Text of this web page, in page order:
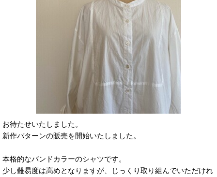
お待たせいたしました。
新作パターンの販売を開始いたしました。
本格的なバンドカラーのシャツです。
少し難易度は高めとなりますが、じっくり取り組んでいただけれ